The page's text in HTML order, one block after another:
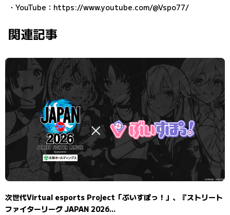
・YouTube： https://www.youtube.com/@Vspo77/
関連記事
次世代Virtual esports Project「ぶいすぽっ！」、『ストリート
ファイターリーグ JAPAN 2026...